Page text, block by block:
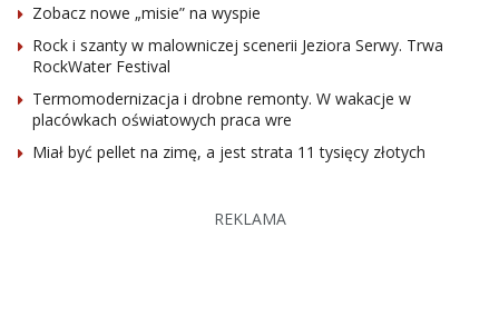
Zobacz nowe „misie” na wyspie
Rock i szanty w malowniczej scenerii Jeziora Serwy. Trwa
RockWater Festival
Termomodernizacja i drobne remonty. W wakacje w
placówkach oświatowych praca wre
Miał być pellet na zimę, a jest strata 11 tysięcy złotych
REKLAMA